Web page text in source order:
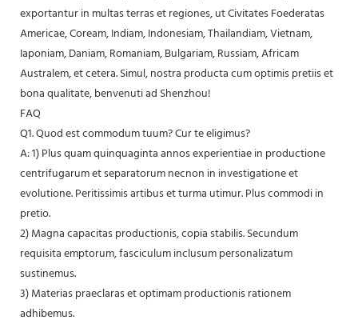
exportantur in multas terras et regiones, ut Civitates Foederatas
Americae, Coream, Indiam, Indonesiam, Thailandiam, Vietnam,
Iaponiam, Daniam, Romaniam, Bulgariam, Russiam, Africam
Australem, et cetera. Simul, nostra producta cum optimis pretiis et
bona qualitate, benvenuti ad Shenzhou!
FAQ
Q1. Quod est commodum tuum? Cur te eligimus?
A: 1) Plus quam quinquaginta annos experientiae in productione
centrifugarum et separatorum necnon in investigatione et
evolutione. Peritissimis artibus et turma utimur. Plus commodi in
pretio.
2) Magna capacitas productionis, copia stabilis. Secundum
requisita emptorum, fasciculum inclusum personalizatum
sustinemus.
3) Materias praeclaras et optimam productionis rationem
adhibemus.